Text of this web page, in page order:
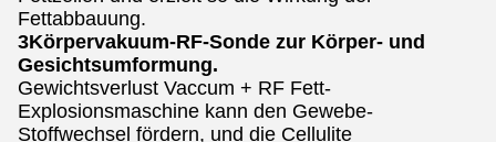
Fettabbauung.
3Körpervakuum-RF-Sonde zur Körper- und
Gesichtsumformung.
Gewichtsverlust Vaccum + RF Fett-
Explosionsmaschine kann den Gewebe-
Stoffwechsel fördern, und die Cellulite